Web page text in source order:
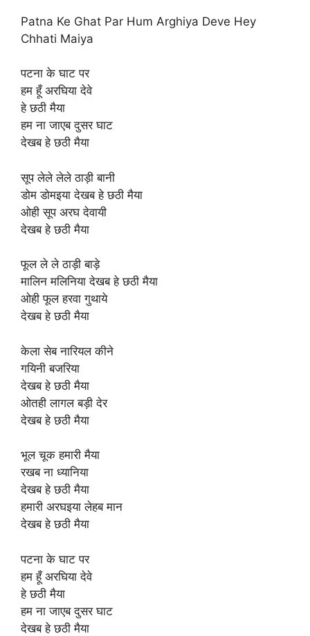
Patna Ke Ghat Par Hum Arghiya Deve Hey
Chhati Maiya
पटना के घाट पर
हम हूँ अरघिया देवे
हे छठी मैया
हम ना जाएब दुसर घाट
देखब हे छठी मैया
सूप लेले लेले ठाड़ी बानी
डोम डोमइया देखब हे छठी मैया
ओही सूप अरघ देवायी
देखब हे छठी मैया
फूल ले ले ठाड़ी बाड़े
मालिन मलिनिया देखब हे छठी मैया
ओही फूल हरवा गुथाये
देखब हे छठी मैया
केला सेब नारियल कीने
गयिनी बजरिया
देखब हे छठी मैया
ओतही लागल बड़ी देर
देखब हे छठी मैया
भूल चूक हमारी मैया
रखब ना ध्यानिया
देखब हे छठी मैया
हमारी अरघइया लेहब मान
देखब हे छठी मैया
पटना के घाट पर
हम हूँ अरघिया देवे
हे छठी मैया
हम ना जाएब दुसर घाट
देखब हे छठी मैया